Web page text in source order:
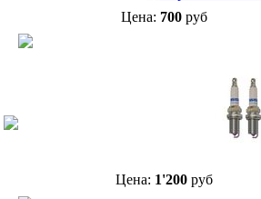
Цена: 700руб
Цена: 1'200руб